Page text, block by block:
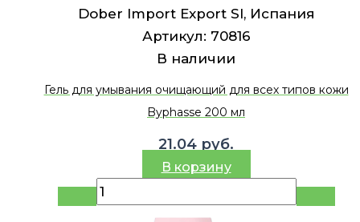
Dober Import Export Sl, Испания
Артикул: 70816
В наличии
Гель для умывания очищающий для всех типов кожи
Byphasse 200 мл
21.04 руб.
В корзину